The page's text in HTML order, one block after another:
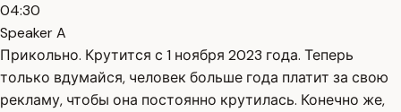
04:30
Speaker A
Прикольно. Крутится с 1 ноября 2023 года. Теперь
только вдумайся, человек больше года платит за свою
рекламу, чтобы она постоянно крутилась. Конечно же,